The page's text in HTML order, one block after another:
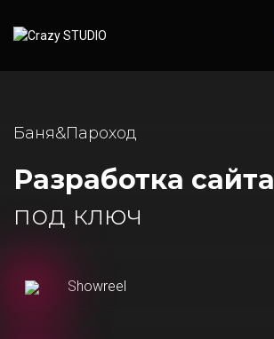
Баня&Пароход
Разработка сайта
под ключ
Showreel